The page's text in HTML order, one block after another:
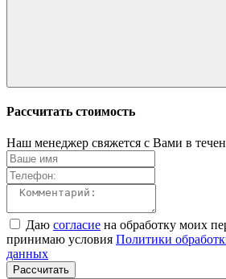
Рассчитать стоимость
Наш менеджер свяжется с Вами в
Даю согласие на обработку моих
принимаю условия Политики
данных
Рассчитать